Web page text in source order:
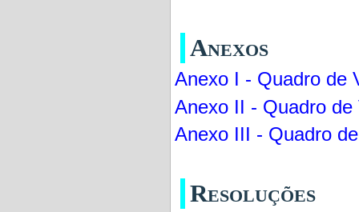
Anexos
Anexo I - Quadro de
Anexo II - Quadro de
Anexo III - Quadro
Resoluções